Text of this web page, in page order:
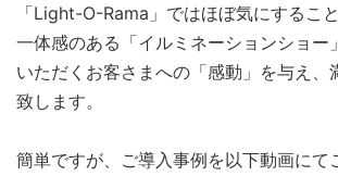
「Light-O-Rama」ではほぼ気にするこ
一体感のある「イルミネーションショー
いただくお客さまへの「感動」を与え、
致します。
簡単ですが、ご導入事例を以下動画にて